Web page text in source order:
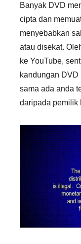
Banyak DVD
cipta dan
menyebabkan
atau disekat.
ke YouTube,
kandungan DVD
sama ada anda
daripada pemilik